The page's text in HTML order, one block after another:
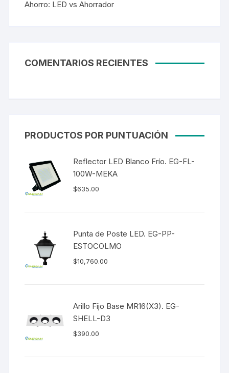
Ahorro: LED vs Ahorrador
COMENTARIOS RECIENTES
PRODUCTOS POR PUNTUACIÓN
Reflector LED Blanco Frío. EG-FL-
100W-MEKA
$635.00
Punta de Poste LED. EG-PP-
ESTOCOLMO
$10,760.00
Arillo Fijo Base MR16(X3). EG-
SHELL-D3
$390.00